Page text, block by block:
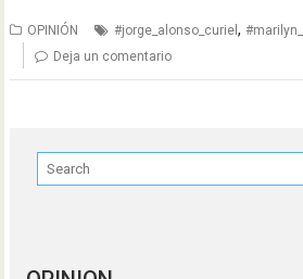
OPINIÓN #jorge_alonso_curiel,
Deja un comentario